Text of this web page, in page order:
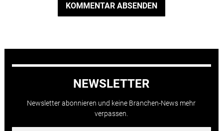
KOMMENTAR ABSENDEN
NEWSLETTER
Newsletter abonnieren und keine Branchen-News mehr
verpassen.